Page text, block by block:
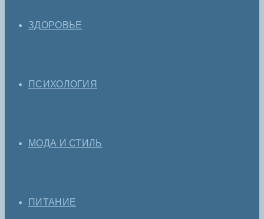
ЗДОРОВЬЕ
ПСИХОЛОГИЯ
МОДА И СТИЛЬ
ПИТАНИЕ